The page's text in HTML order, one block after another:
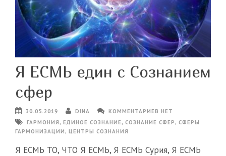
Я ЕСМЬ един с Сознанием
сфер
30.05.2019 DINA
КОММЕНТАРИЕВ НЕТ
ГАРМОНИЯ , ЕДИНОЕ СОЗНАНИЕ, СОЗНАНИЕ СФЕР , СФЕРЫ
ГАРМОНИЗАЦИИ , ЦЕНТРЫ СОЗНАНИЯ
Я ЕСМЬ ТО, ЧТО Я ЕСМЬ, Я ЕСМЬ Сурия, Я ЕСМЬ